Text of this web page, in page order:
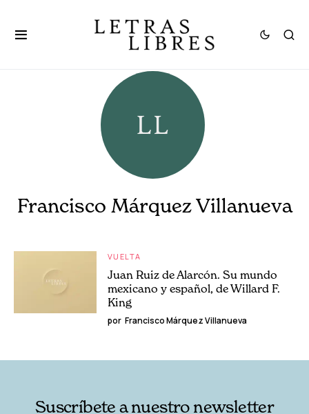
Francisco Márquez Villanueva
VUELTA
Juan Ruiz de Alarcón. Su mundo
mexicano y español, de Willard F.
King
por Francisco Márquez Villanueva
Suscríbete a nuestro newsletter